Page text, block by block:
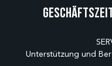
Unterstützung und